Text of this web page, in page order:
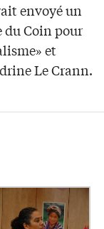
envoyé un
du Coin pour
et
Le Crann.